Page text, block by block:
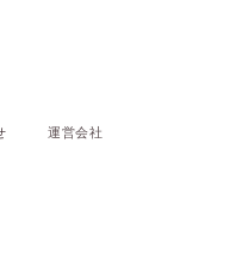
運営会社